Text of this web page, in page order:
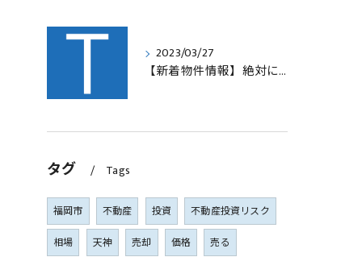
2023/03/27
【新着物件情報】絶対に手に入れたい福岡市西中洲の収益テナントビル
タグ Tags
福岡市 不動産 投資
不動産投資リスク
相場
天神 売却 価格
売る